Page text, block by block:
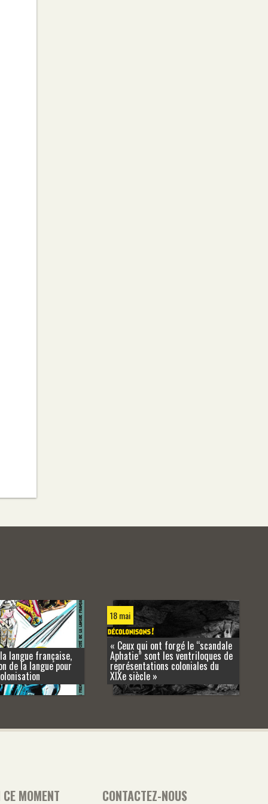
langue française,
de la langue pour
18 mai
« Ceux qui ont forgé le “scandale
Aphatie” sont les ventriloques de
représentations coloniales du
XIXe siècle »
CE MOMENT CONTACTEZ-NOUS